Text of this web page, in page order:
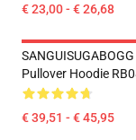
€ 23,00 - € 26,68
Pullover Hoodie
€ 39,51 - € 45,95